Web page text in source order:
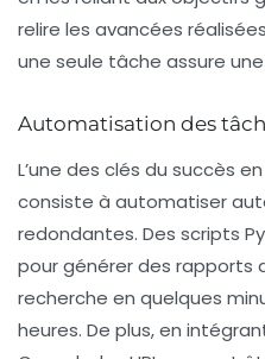
relire les avancées
une seule tâche assure
Automatisation des
L’une des clés du succès
consiste à automatiser
redondantes. Des scripts
pour générer des rapports
recherche en quelques
heures. De plus, en